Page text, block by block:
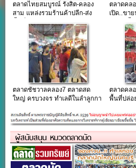
ตลาดไทยสมบูรณ์ รังสิต-คลอง
สาม แหล่งรวมร้านค้าปลีก-ส่ง
ตลาดคล
เปิด..ขา
ตลาดชัชวาลคลอง7 ตลาดสด
ใหญ่ ครบวงจร ทำเลดีในลำลูกกา
ตลาดคล
พื้นที่ปล่อ
ผู้สนับสนุน หมวดตลาดนัด